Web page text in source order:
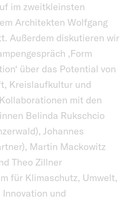
im zweitkleinsten
Architekten Wolfgang
Außerdem diskutieren wir
‚Form
über das Potential von
Kreislaufkultur und
mit den
Belinda Rukschcio
Johannes
Martin Mackowitz
Theo Zillner
für Klimaschutz, Umwelt,
und